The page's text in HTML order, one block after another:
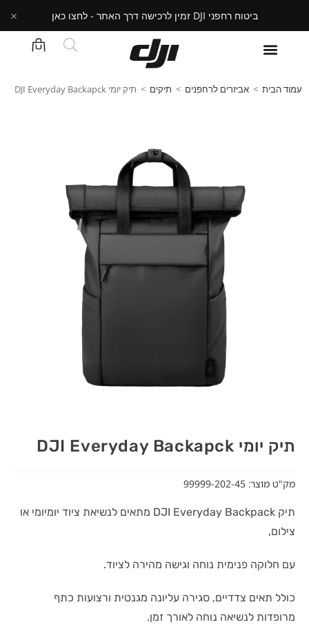
ביטוח רחפני DJI זמין לרכישה דרך האתר - לחצו כאן ×
עמוד הבית > אביזרים לרחפנים > תיקים > תיק יומי DJI Everyday Backapck
תיק יומי DJI Everyday Backapck
מק"ט מוצר: 99999-202-45
תיק DJI Everyday Backpack מתאים לנשיאת ציוד יומיומי או
צילום,
עם חלוקה פנימית נוחה וגישה מהירה לציוד.
כולל תאים צדדיים, סגירה עליונה מגנטית ורצועות כתף
מרופדות לנשיאה נוחה לאורך זמן.